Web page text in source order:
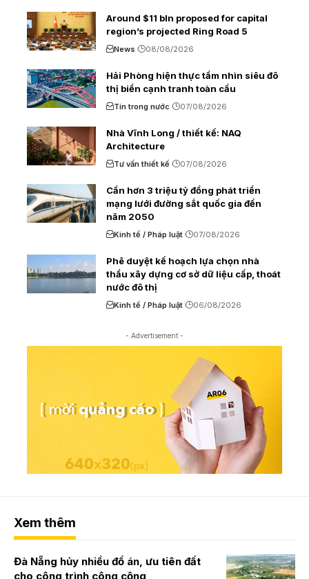
Around $11 bln proposed for capital
region’s projected Ring Road 5
News 08/08/2026
Hải Phòng hiện thực tầm nhìn siêu đô
thị biển cạnh tranh toàn cầu
Tin trong nước 07/08/2026
Nhà Vĩnh Long / thiết kế: NAQ
Architecture
Tư vấn thiết kế 07/08/2026
Cần hơn 3 triệu tỷ đồng phát triển
mạng lưới đường sắt quốc gia đến
năm 2050
Kinh tế / Pháp luật 07/08/2026
Phê duyệt kế hoạch lựa chọn nhà
thầu xây dựng cơ sở dữ liệu cấp, thoát
nước đô thị
Kinh tế / Pháp luật 06/08/2026
- Advertisement -
Xem thêm
Đà Nẵng hủy nhiều đồ án, ưu tiên đất
cho công trình công cộng